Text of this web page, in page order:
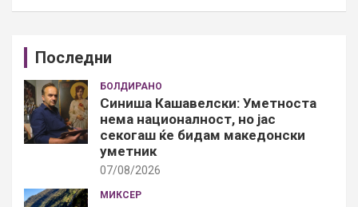
Последни
БОЛДИРАНО
Синиша Кашавелски: Уметноста
нема националност, но јас
секогаш ќе бидам македонски
уметник
07/08/2026
МИКСЕР